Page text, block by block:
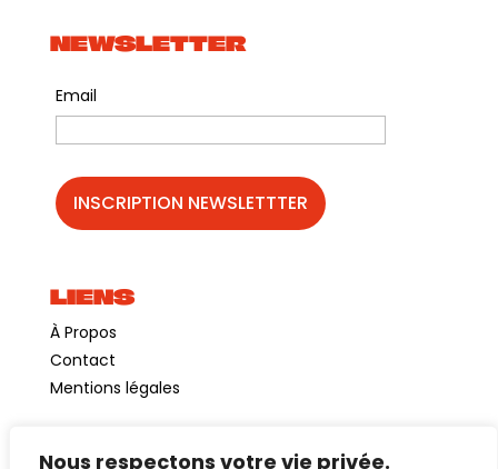
Nous respectons votre vie privée.
NEWSLETTER
Email
LIENS
À Propos
Contact
Mentions légales
©GuinguetteChezAlriq2026